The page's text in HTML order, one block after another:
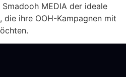
MEDIA der ideale
die ihre OOH-Kampagnen mit